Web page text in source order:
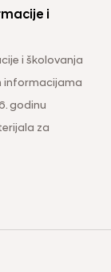
i
i školovanja
informacijama
godinu
za